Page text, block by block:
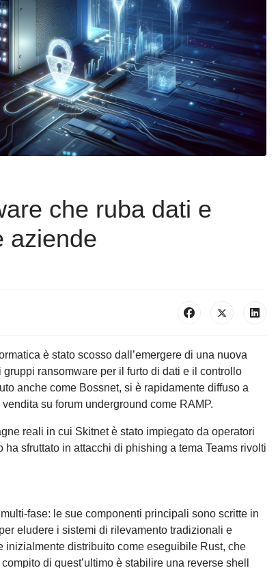
che ruba dati e
aziende
è stato scosso dall’emergere di una nuova
ransomware per il furto di dati e il controllo
anche come Bossnet, si è rapidamente diffuso a
su forum underground come RAMP.
reali in cui Skitnet è stato impiegato da operatori
sfruttato in attacchi di phishing a tema Teams rivolti
fase: le sue componenti principali sono scritte in
eludere i sistemi di rilevamento tradizionali e
inizialmente distribuito come eseguibile Rust, che
di quest’ultimo è stabilire una reverse shell